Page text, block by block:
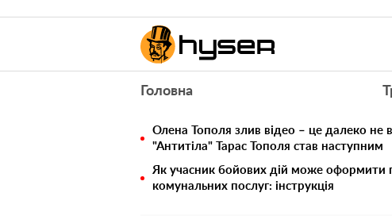
Головна
Олена Тополя злив відео – це далеко не
"Антитіла" Тарас Тополя став наступним
Як учасник бойових дій може оформити
комунальних послуг: інструкція